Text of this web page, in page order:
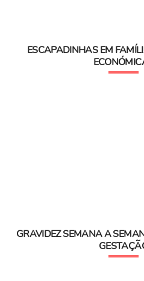
ESCAPADINHAS EM
GRAVIDEZ SEMANA A